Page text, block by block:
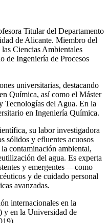
Titular del Departamento
de Alicante. Miembro del
Ciencias Ambientales
Ingeniería de Procesos
universitarias, destacando
Química, así como el Máster
Tecnologías del Agua. En la
en Ingeniería Química.
su labor investigadora
sólidos y efluentes acuosos
contaminación ambiental,
del agua. Es experta
y emergentes —como
y de cuidado personal
avanzadas.
internacionales en la
y en la Universidad de